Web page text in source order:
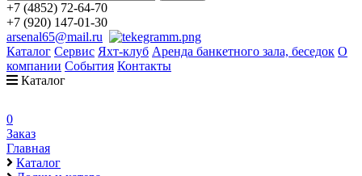
+7 (4852) 72-64-70
+7 (920) 147-01-30
arsenal65@mail.ru
Каталог Сервис Яхт-клуб Аренда банкетного зала, беседок О
компании События Контакты
Каталог
0
Заказ
Главная
Каталог